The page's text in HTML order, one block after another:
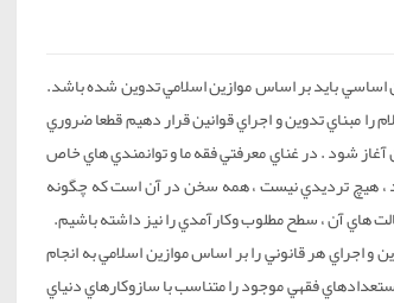
اساسي بايد بر اساس موازين اسلامي تدوين شده باشد.
را مبناي تدوين و اجراي قوانين قرار دهيم قطعا ضروري
شود . در غناي معرفتي فقه ما و توانمندي هاي خاص
، هيچ ترديدي نيست ، همه سخن در آن است كه چگونه
هاي آن ، سطح مطلوب وكارآمدي را نيز داشته باشيم.
اجراي هر قانوني را بر اساس موازين اسلامي به انجام
فقهي موجود را متناسب با سازوكارهاي دنياي